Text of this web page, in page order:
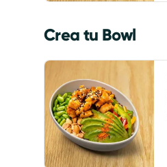
Crea tu Bowl